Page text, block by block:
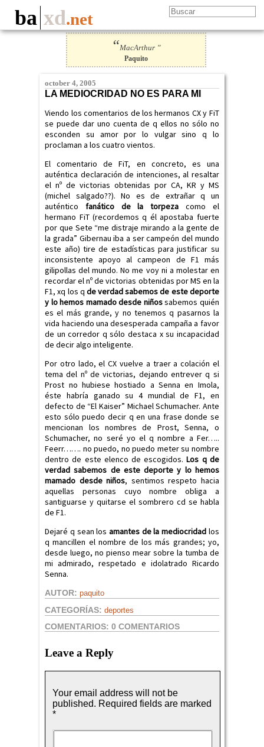
ba xd.net
“MacArthur ”
Paquito
october 4, 2005
LA MEDIOCRIDAD NO ES PARA MI
Viendo los comentarios de los hermanos CX y FiT
se puede dar uno cuenta de q ellos no sólo no
esconden su amor por lo vulgar sino q lo
proclaman a los cuatro vientos.
El comentario de FiT, en concreto, es una
auténtica declaración de intenciones, al resaltar
el nº de victorias obtenidas por CA, KR y MS
(michel salgado??). No es de extrañar q un
auténtico fanático de la torpeza como el
hermano FiT (recordemos q él apostaba fuerte
por que Sete “me distraje mirando a la gente de
la grada” Gibernau iba a ser campeón del mundo
este año) tire de estadísticas para justificar su
inconsistente apoyo al campeon de F1 más
gilipollas del mundo. No me voy ni a molestar en
recordar el nº de victorias obtenidas por MS en la
F1, xq los q de verdad sabemos de este deporte
y lo hemos mamado desde niñossabemos quién
es el más grande, y no tenemos q pasarnos la
vida haciendo una desesperada campaña a favor
de un corredor q sólo destaca x su incapacidad
de decir algo inteligente.
Por otro lado, el CX vuelve a traer a colación el
tema del nº de victorias, dejando entrever q si
Prost no hubiese hostiado a Senna en Imola,
éste habría ganado su 4 mundial de F1, en
defecto de “El Kaiser” Michael Schumacher. Ante
esto sólo puedo decir q en una frase donde se
mencionan los nombres de Prost, Senna, o
Schumacher, no seré yo el q nombre a Fer…..
Feerr……. no puedo, no puedo meter su nombre
dentro de este elenco de escogidos.Los q de
verdad sabemos de este deporte y lo hemos
mamado desde niños, sentimos respeto hacia
aquellas personas cuyo nombre obliga a
santiguarse y quitarse el sombrero cd se habla
de F1.
Dejaré q sean los amantes de la mediocridad los
q mancillen el nombre de los más grandes; yo,
desde luego, no pienso mear sobre la tumba de
mi admirado, respetado e idolatrado Ricardo
Senna.
AUTOR: paquito
CATEGORÍAS: deportes
COMENTARIOS:0 COMENTARIOS
Leave a Reply
Your email address will not be
published. Required fields are marked
*